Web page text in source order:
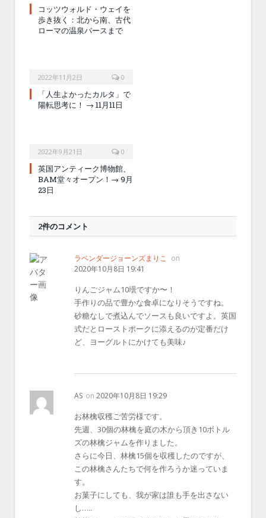
コッツウォルド・ウェイを
歩き抜く：北から南、古代
ローマの温泉バースまで
2022年11月2日 0
「人生よかったカルタ」で
陽転思考に！ → 11月11日
2022年9月21日 0
英国アンティーク博物館、
BAM堂々オープン！→ 9月
23日
2件のコメント
ラベンダージョーンズまりこ on
2020年10月8日 19:41
りんごジャム10壜ですか〜！
手作りの品で豊かな食卓になりそうですね。
砂糖なしで煮込んでソースも良いですよ。英国
式だとローストポークに添えるのが定番だけ
ど、ヨーグルトにかけても美味♪
AS on 2020年10月8日 19:29
お林檎収穫ご苦労様です。
先週、30個の林檎を庭の木から頂き10ボトル
ズの林檎ジャムを作りました。
さらに今日、林檎15個を収穫したのですが、
この林檎さんたちで何を作ろうか迷っていま
す。
お菓子にしても、我が家は誰も手を出さない
し…..